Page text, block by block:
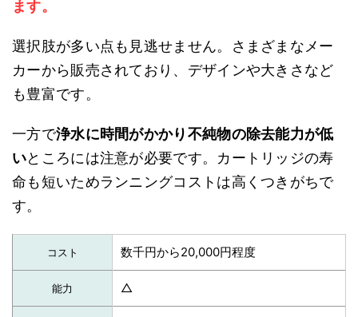
ます。
選択肢が多い点も見逃せません。さまざまなメー
カーから販売されており、デザインや大きさなど
も豊富です。
一方で浄水に時間がかかり不純物の除去能力が低
いところには注意が必要です。カートリッジの寿
命も短いためランニングコストは高くつきがちで
す。
コスト 数千円から20,000円程度
能力 △